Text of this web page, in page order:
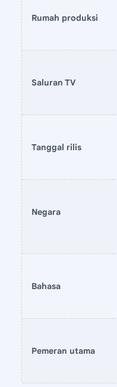
Rumah produksi
Saluran TV
Tanggal rilis
Negara
Bahasa
Pemeran utama